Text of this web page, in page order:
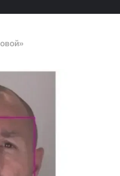
гражданство РФ